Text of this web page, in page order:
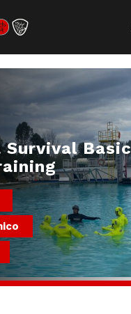
Survival Basic